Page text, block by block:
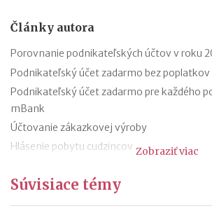
Články autora
Porovnanie podnikateľských účtov v roku
Podnikateľský účet zadarmo bez poplatkov
Podnikateľský účet zadarmo pre každého
mBank
Účtovanie zákazkovej výroby
Hlásenie pobytu cudzincov
Cestovné náhrady pri elektromobiloch
Odpisovanie elektromobilov a
Zobraziť viac
Súvisiace témy